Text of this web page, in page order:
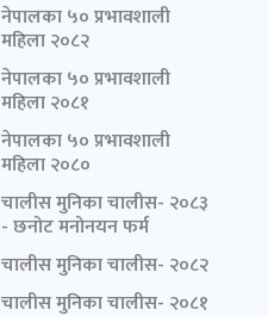
नेपालका ५० प्रभावशाली
महिला २०८२
नेपालका ५० प्रभावशाली
महिला २०८१
नेपालका ५० प्रभावशाली
महिला २०८०
चालीस मुनिका चालीस- २०८३
- छनोट मनोनयन फर्म
चालीस मुनिका चालीस- २०८२
चालीस मुनिका चालीस- २०८१